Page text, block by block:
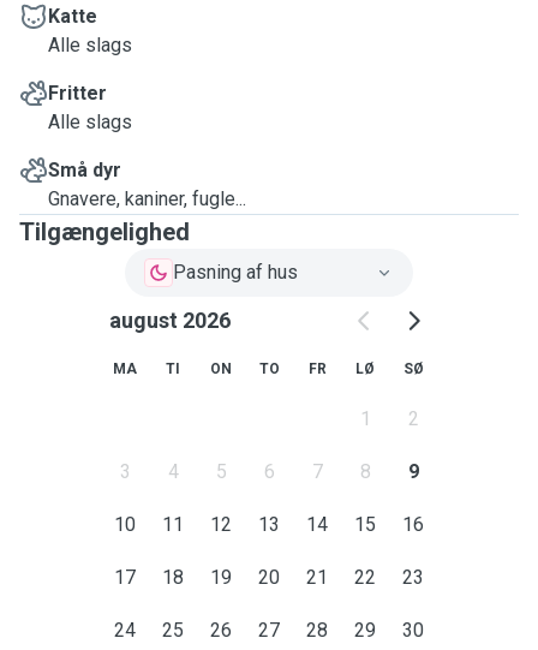
Katte
Alle slags
Fritter
Alle slags
Små dyr
Gnavere, kaniner, fugle...
Tilgængelighed
Pasning af hus
august 2026
MA TI ON TO FR LØ SØ
1 2
3 4 5 6 7 8 9
10 11 12 13 14 15 16
17 18 19 20 21 22 23
24 25 26 27 28 29 30